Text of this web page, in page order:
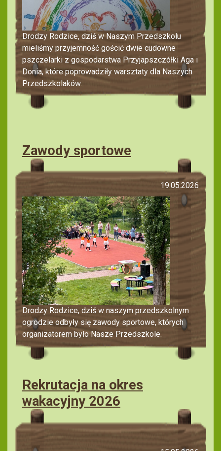
Drodzy Rodzice, dziś w Naszym Przedszkolu
mieliśmy przyjemność gościć dwie cudowne
pszczelarki z gospodarstwa Przyjapszczółki Aga i
Donia, które poprowadziły warsztaty dla Naszych
Przedszkolaków.
Zawody sportowe
19.05.2026
Drodzy Rodzice, dziś w naszym przedszkolnym
ogrodzie odbyły się zawody sportowe, których
organizatorem było Nasze Przedszkole.
Rekrutacja na okres
wakacyjny 2026